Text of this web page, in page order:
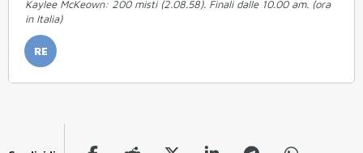
Kaylee McKeown: 200 misti (2.08.58). Finali dalle 10.00 am. (ora
in Italia)
RE